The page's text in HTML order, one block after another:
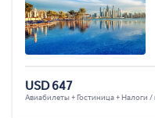
USD 647
Авиабилеты + Гостиница + Налоги /